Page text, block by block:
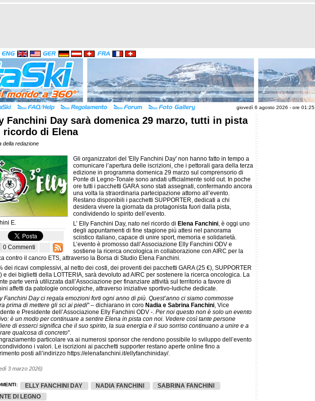
giovedì 6 agosto 2026 - ore 01:25
Fanchini Day sarà domenica 29 marzo, tutti in pista
ricordo di Elena
della redazione
E.
0 Commenti
Gli organizzatori del 'Elly Fanchini Day' non hanno fatto in tempo a
comunicare l’apertura delle iscrizioni, che i pettorali gara della terza
edizione in programma domenica 29 marzo sul comprensorio di
Ponte di Legno-Tonale sono andati ufficialmente sold out. In poche
ore tutti i pacchetti GARA sono stati assegnati, confermando ancora
una volta la straordinaria partecipazione attorno all’evento.
Restano disponibili i pacchetti SUPPORTER, dedicati a chi
desidera vivere la giornata da protagonista fuori dalla pista,
condividendo lo spirito dell’evento.
L’ Elly Fanchini Day, nato nel ricordo di Elena Fanchini, è oggi uno
degli appuntamenti di fine stagione più attesi nel panorama
sciistico italiano, capace di unire sport, memoria e solidarietà.
L’evento è promosso dall’Associazione Elly Fanchini ODV e
sostiene la ricerca oncologica in collaborazione con AIRC per la
contro il cancro ETS, attraverso la Borsa di Studio Elena Fanchini.
dei ricavi complessivi, al netto dei costi, dei proventi dei pacchetti GARA (25 €), SUPPORTER
e dei biglietti della LOTTERIA, sarà devoluto ad AIRC per sostenere la ricerca oncologica. La
parte verrà utilizzata dall’Associazione per finanziare attività sul territorio a favore di
affetti da patologie oncologiche, attraverso iniziative sportivo-ludiche dedicate.
Fanchini Day ci regala emozioni forti ogni anno di più. Quest’anno ci siamo commosse
prima di mettere gli sci ai piedi" – dichiarano in coro Nadia e Sabrina Fanchini, Vice
e Presidente dell’Associazione Elly Fanchini ODV -. Per noi questo non è solo un evento
è un modo per continuare a sentire Elena in pista con noi. Vedere così tante persone
di esserci significa che il suo spirito, la sua energia e il suo sorriso continuano a unire e a
qualcosa di concreto".
particolare va ai numerosi sponsor che rendono possibile lo sviluppo dell’evento
i valori. Le iscrizioni ai pacchetti supporter restano aperte online fino a
posti all’indirizzo https://elenafanchini.it/ellyfanchiniday/.
3 marzo 2026)
ELLY FANCHINI DAY NADIA FANCHINI
SABRINA FANCHINI
DI LEGNO